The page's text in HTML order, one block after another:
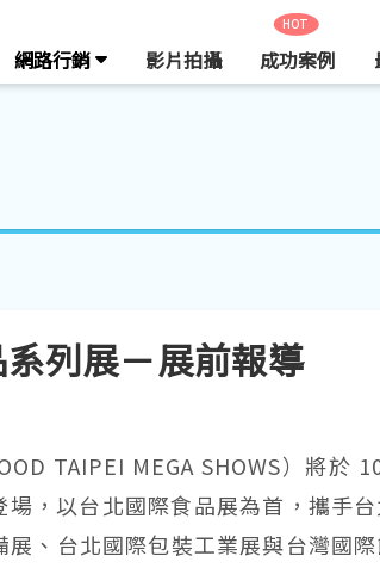
網路行銷 影片拍攝
HOT
成功案例
列展－展前報導
TAIPEI MEGA SHOWS）將於
，以台北國際食品展為首，攜手
、台北國際包裝工業展與台灣國